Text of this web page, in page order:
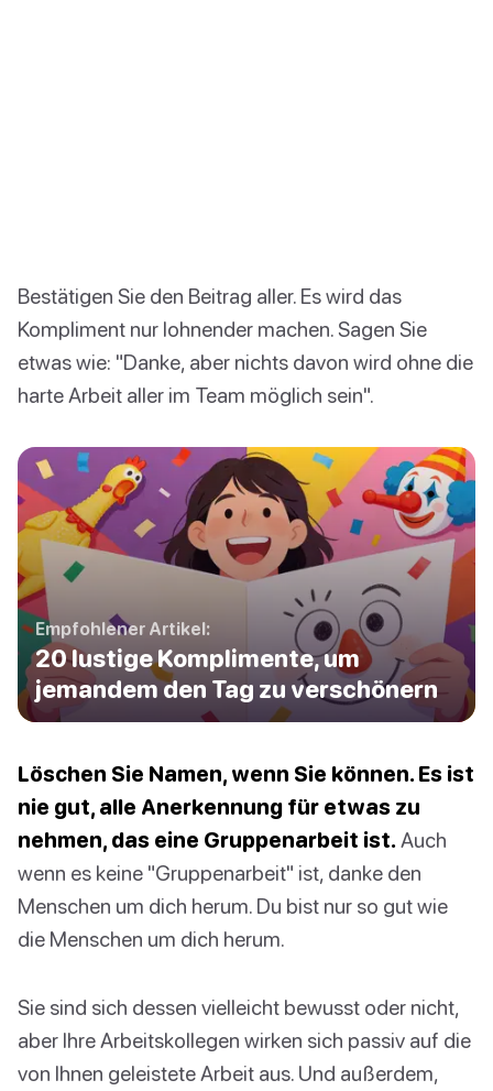
Bestätigen Sie den Beitrag aller. Es wird das
Kompliment nur lohnender machen. Sagen Sie
etwas wie: "Danke, aber nichts davon wird ohne die
harte Arbeit aller im Team möglich sein".
Empfohlener Artikel:
20 lustige Komplimente, um
jemandem den Tag zu verschönern
Löschen Sie Namen, wenn Sie können. Es ist
nie gut, alle Anerkennung für etwas zu
nehmen, das eine Gruppenarbeit ist. Auch
wenn es keine "Gruppenarbeit" ist, danke den
Menschen um dich herum. Du bist nur so gut wie
die Menschen um dich herum.
Sie sind sich dessen vielleicht bewusst oder nicht,
aber Ihre Arbeitskollegen wirken sich passiv auf die
von Ihnen geleistete Arbeit aus. Und außerdem,